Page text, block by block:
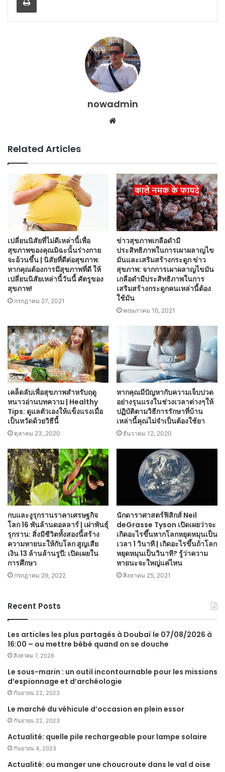
nowadmin
Website
Related Articles
เปลี่ยนนิสัยที่ไม่ดีเหล่านี้เพื่อ
สุขภาพของคุณมิฉะนั้นร่างกาย
จะอ้วนขึ้น | นิสัยที่ดีต่อสุขภาพ:
หากคุณต้องการมีสุขภาพที่ดี ให้
เปลี่ยนนิสัยเหล่านี้วันนี้ ศัตรูของ
สุขภาพ!
กรกฎาคม 27, 2021
ข่าวสุขภาพเกลือดำมี
ประสิทธิภาพในการเผาผลาญไข
มันและเสริมสร้างกระดูก ข่าว
สุขภาพ: จากการเผาผลาญไขมัน
เกลือดำมีประสิทธิภาพในการ
เสริมสร้างกระดูกคนเหล่านี้ต้อง
ใช้มัน
พฤษภาคม 16, 2021
เคล็ดลับเพื่อสุขภาพสำหรับฤดู
หนาวอ่านบทความ | Healthy
Tips: ดูแลตัวเองให้แข็งแรงเมื่อ
เป็นหวัดด้วยวิธีนี้
ตุลาคม 23, 2020
หากคุณมีปัญหากับความเจ็บปวด
อย่างรุนแรงในช่วงเวลาต่างๆให้
ปฏิบัติตามวิธีการรักษาที่บ้าน
เหล่านี้คุณไม่จำเป็นต้องใช้ยา
ธันวาคม 12, 2020
กบและงูรุกรานราคาเศรษฐกิจ
โลก 16 พันล้านดอลลาร์ | เผ่าพันธุ์
รุกราน: สิ่งมีชีวิตทั้งสองนี้สร้าง
ความหายนะให้กับโลก สูญเสีย
เงิน 13 ล้านล้านรูปี; เปิดเผยใน
การศึกษา
กรกฎาคม 29, 2022
นักดาราศาสตร์ฟิสิกส์ Neil
deGrasse Tyson เปิดเผยว่าจะ
เกิดอะไรขึ้นหากโลกหยุดหมุนเป็น
เวลา 1 วินาที | เกิดอะไรขึ้นถ้าโลก
หยุดหมุนเป็นวินาที? รู้ว่าความ
หายนะจะใหญ่แค่ไหน
สิงหาคม 25, 2021
Recent Posts
Les articles les plus partagés à Doubaï le 07/08/2026 à
16:00 – ou mettre bébé quand on se douche
สิงหาคม 7, 2026
Le sous-marin : un outil incontournable pour les missions
d’espionnage et d’archéologie
กันยายน 22, 2023
Le marché du véhicule d’occasion en plein essor
กันยายน 22, 2023
Actualité: quelle pile rechargeable pour lampe solaire
กันยายน 4, 2023
Actualité: ou manger une choucroute dans le val d oise